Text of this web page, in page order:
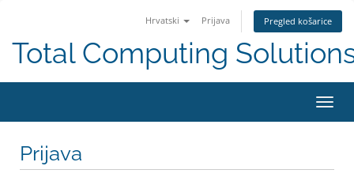
Hrvatski Prijava Pregled košarice
Total Computing
Prijava